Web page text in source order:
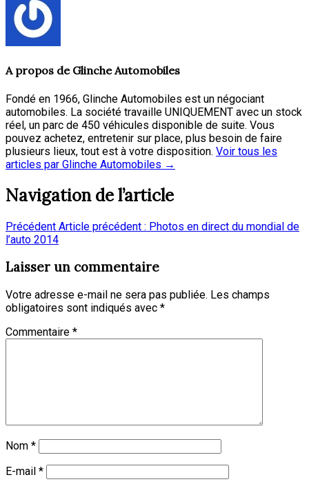
A propos de Glinche Automobiles
Fondé en 1966, Glinche Automobiles est un négociant
automobiles. La société travaille UNIQUEMENT avec un stock
réel, un parc de 450 véhicules disponible de suite. Vous
pouvez achetez, entretenir sur place, plus besoin de faire
plusieurs lieux, tout est à votre disposition. Voir tous les
articles par Glinche Automobiles →
Navigation de l’article
Précédent Article précédent : Photos en direct du mondial de
l’auto 2014
Laisser un commentaire
Votre adresse e-mail ne sera pas publiée. Les champs
obligatoires sont indiqués avec *
Commentaire *
Nom *
E-mail *